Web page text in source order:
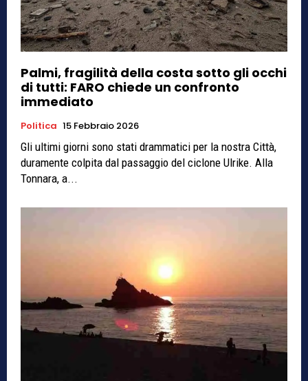
Palmi, fragilità della costa sotto gli occhi
di tutti: FARO chiede un confronto
immediato
Politica 15 Febbraio 2026
Gli ultimi giorni sono stati drammatici per la nostra Città,
duramente colpita dal passaggio del ciclone Ulrike. Alla
Tonnara, a...